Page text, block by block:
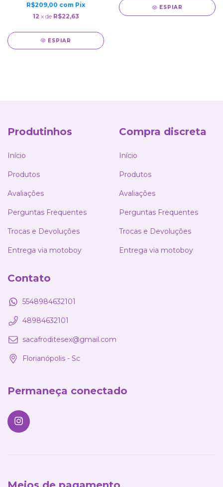
R$209,00 com Pix
12 x de R$22,63
ESPIAR
ESPIAR
Produtinhos
Início
Produtos
Avaliações
Perguntas Frequentes
Trocas e Devoluções
Entrega via motoboy
Compra discreta
Início
Produtos
Avaliações
Perguntas Frequentes
Trocas e Devoluções
Entrega via motoboy
Contato
5548984632101
48984632101
sacafroditesex@gmail.com
Florianópolis - Sc
Permaneça conectado